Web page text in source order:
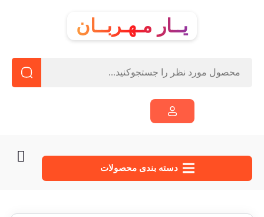
یــار مـهـربــان
دسته‌ بندی محصولات